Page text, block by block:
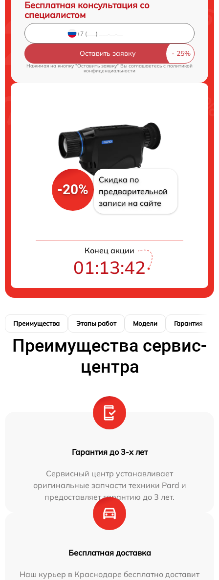
Бесплатная консультация со
специалистом
Оставить заявку
Нажимая на кнопку "Оставить заявку" Вы соглашаетесь c политикой
конфиденциальности
-20%
Скидка по
предварительной
записи на сайте
Конец акции
01:13:41
Преимущества Этапы работ Модели Гарантия
Преимущества сервис-
центра
Гарантия до 3-х лет
Сервисный центр устанавливает
оригинальные запчасти техники Pard и
предоставляет гарантию до 3 лет.
Бесплатная доставка
Наш курьер в Краснодаре бесплатно доставит